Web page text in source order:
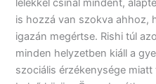
lélekkel csinál mindent,
is hozzá van szokva ahhoz,
igazán megértse. Rishi túl
minden helyzetben kiáll a
szociális érzékenysége